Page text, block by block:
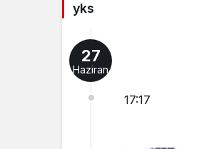
yks
27
Haziran
17:17